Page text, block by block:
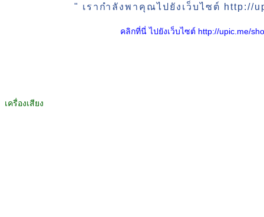
" เรากำลังพาคุณไปยังเว็บไซต์ http://
คลิกที่นี่ ไปยังเว็บไซต์ http://upic.me/
เครื่องเสียง